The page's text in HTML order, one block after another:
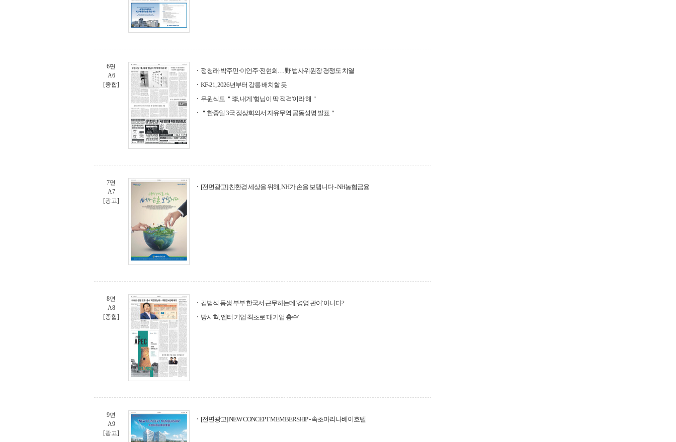
6면
A6
[종합]
정청래·박주민·이언주·전현희… 野 법사위원장 경쟁도 치열
KF-21, 2026년부터 강릉 배치할 듯
우원식도 ＂李, 내게 '형님이 딱 적격'이라 해＂
＂한중일 3국 정상회의서 자유무역 공동성명 발표＂
7면
A7
[광고]
[전면광고] 친환경 세상을 위해, NH가 손을 보탭니다 - NH농협금융
8면
A8
[종합]
김범석 동생 부부 한국서 근무하는데 '경영 관여' 아니다?
방시혁, 엔터 기업 최초로 '대기업 총수'
9면
A9
[광고]
[전면광고] NEW CONCEPT MEMBERSHIP - 속초마리나베이호텔